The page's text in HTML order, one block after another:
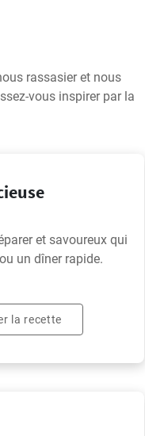
rassasier et nous
vous inspirer par la
et savoureux qui
un dîner rapide.
la recette